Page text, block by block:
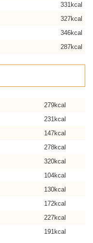
331kcal
327kcal
346kcal
287kcal
279kcal
231kcal
147kcal
278kcal
320kcal
104kcal
130kcal
172kcal
227kcal
191kcal